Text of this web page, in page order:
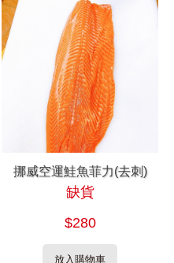
挪威空運鮭魚菲力(去刺)
缺貨
$280
放入購物車